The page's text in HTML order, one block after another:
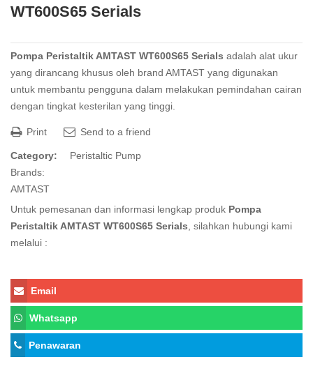
WT600S65 Serials
Pompa Peristaltik AMTAST WT600S65 Serials adalah alat ukur
yang dirancang khusus oleh brand AMTAST yang digunakan
untuk membantu pengguna dalam melakukan pemindahan cairan
dengan tingkat kesterilan yang tinggi.
Print Send to a friend
Category:
Peristaltic Pump
Brands:
AMTAST
Untuk pemesanan dan informasi lengkap produk Pompa
Peristaltik AMTAST WT600S65 Serials , silahkan hubungi kami
melalui :
Email
Whatsapp
Penawaran